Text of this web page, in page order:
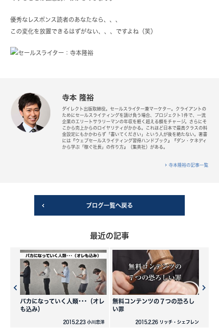
優秀なレスポンス読者のあなたなら、、、
この変化を放置できるはずがない、、、ですよね（笑）
寺本 隆裕
ダイレクト出版取締役。セールスライター兼マーケター。クライアントの
ためにセールスライティングを請け負う場合、プロジェクト1件で、一流
企業のエリートサラリーマンの年収を軽く超える額をチャージ。さらにそ
こから売上からのロイヤリティがかかる。これほど日本で最高クラスの料
金設定にもかかわらず「書いてください」という人が後を絶たない。著書
には『ウェブセールスライティング習得ハンドブック』『ダン・ケネディ
から学ぶ「稼ぐ社長」の作り方』（集英社）がある。
寺本隆裕の記事一覧
ブログ一覧へ戻る
最近の記事
バカになっていく人類･･･（オレ
も込み）
2015.2.23 小川忠洋
無料コンテンツの７つの恐ろし
い罪
2015.2.26 リッチ・シェフレン